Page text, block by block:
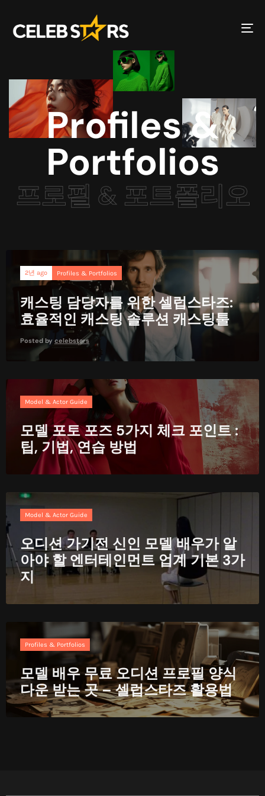
Profiles &
Portfolios
프로필 & 포트폴리오
프로필 & 포트폴리오
2년 ago Profiles & Portfolios
캐스팅 담당자를 위한 셀럽스타즈:
효율적인 캐스팅 솔루션 캐스팅툴
Posted by celebstars
Model & Actor Guide
모델 포토 포즈 5가지 체크 포인트 :
팁, 기법, 연습 방법
Model & Actor Guide
오디션 가기전 신인 모델 배우가 알
아야 할 엔터테인먼트 업계 기본 3가
지
Profiles & Portfolios
모델 배우 무료 오디션 프로필 양식
다운 받는 곳 – 셀럽스타즈 활용법